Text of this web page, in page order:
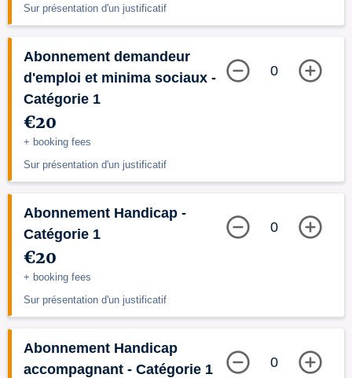
Sur présentation d'un justificatif
Abonnement demandeur
d'emploi et minima sociaux -
Catégorie 1
€20
+ booking fees
Sur présentation d'un justificatif
0
Abonnement Handicap -
Catégorie 1
€20
+ booking fees
Sur présentation d'un justificatif
0
Abonnement Handicap
accompagnant - Catégorie 1
0